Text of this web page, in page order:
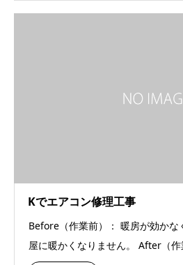
Kでエアコン修理工事
Before（作業前）： 暖房が効かな
屋に暖かくなりません。 After（